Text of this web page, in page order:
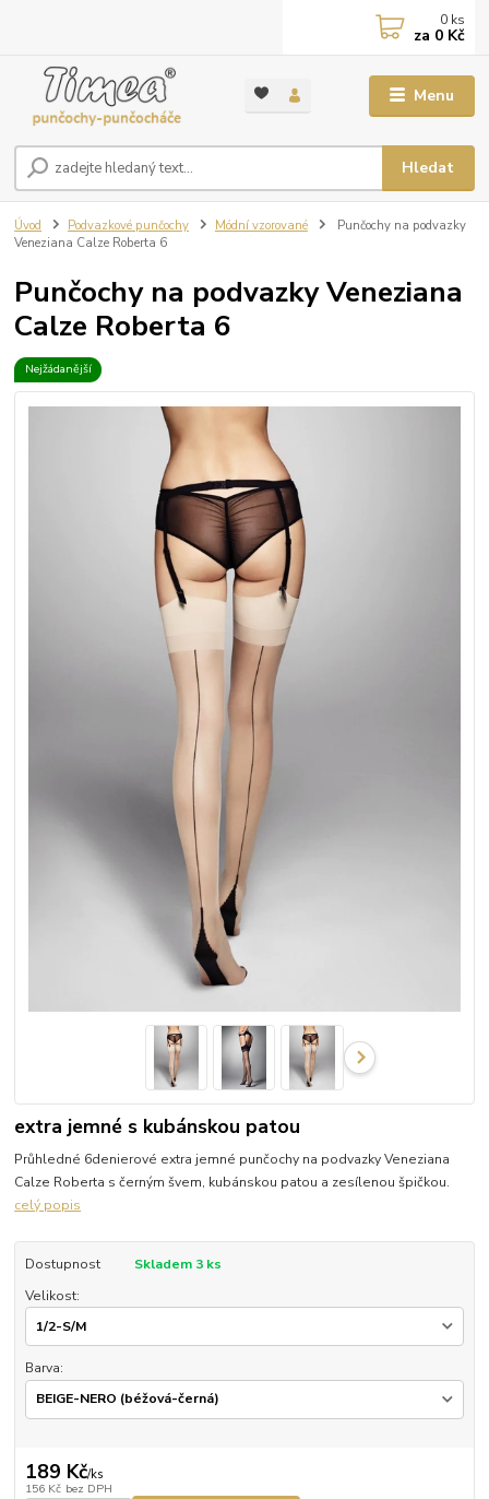
Menu
Hledat
0 ks
za 0 Kč
Úvod Podvazkové punčochy Módní vzorované
Punčochy na podvazky
Veneziana Calze Roberta 6
Punčochy na podvazky Veneziana
Calze Roberta 6
Nejžádanější
extra jemné s kubánskou patou
Průhledné 6denierové extra jemné punčochy na podvazky Veneziana
Calze Roberta s černým švem, kubánskou patou a zesílenou špičkou.
celý popis
Dostupnost
Skladem 3 ks
Velikost:
Barva:
189 Kč/ks
156 Kč bez DPH